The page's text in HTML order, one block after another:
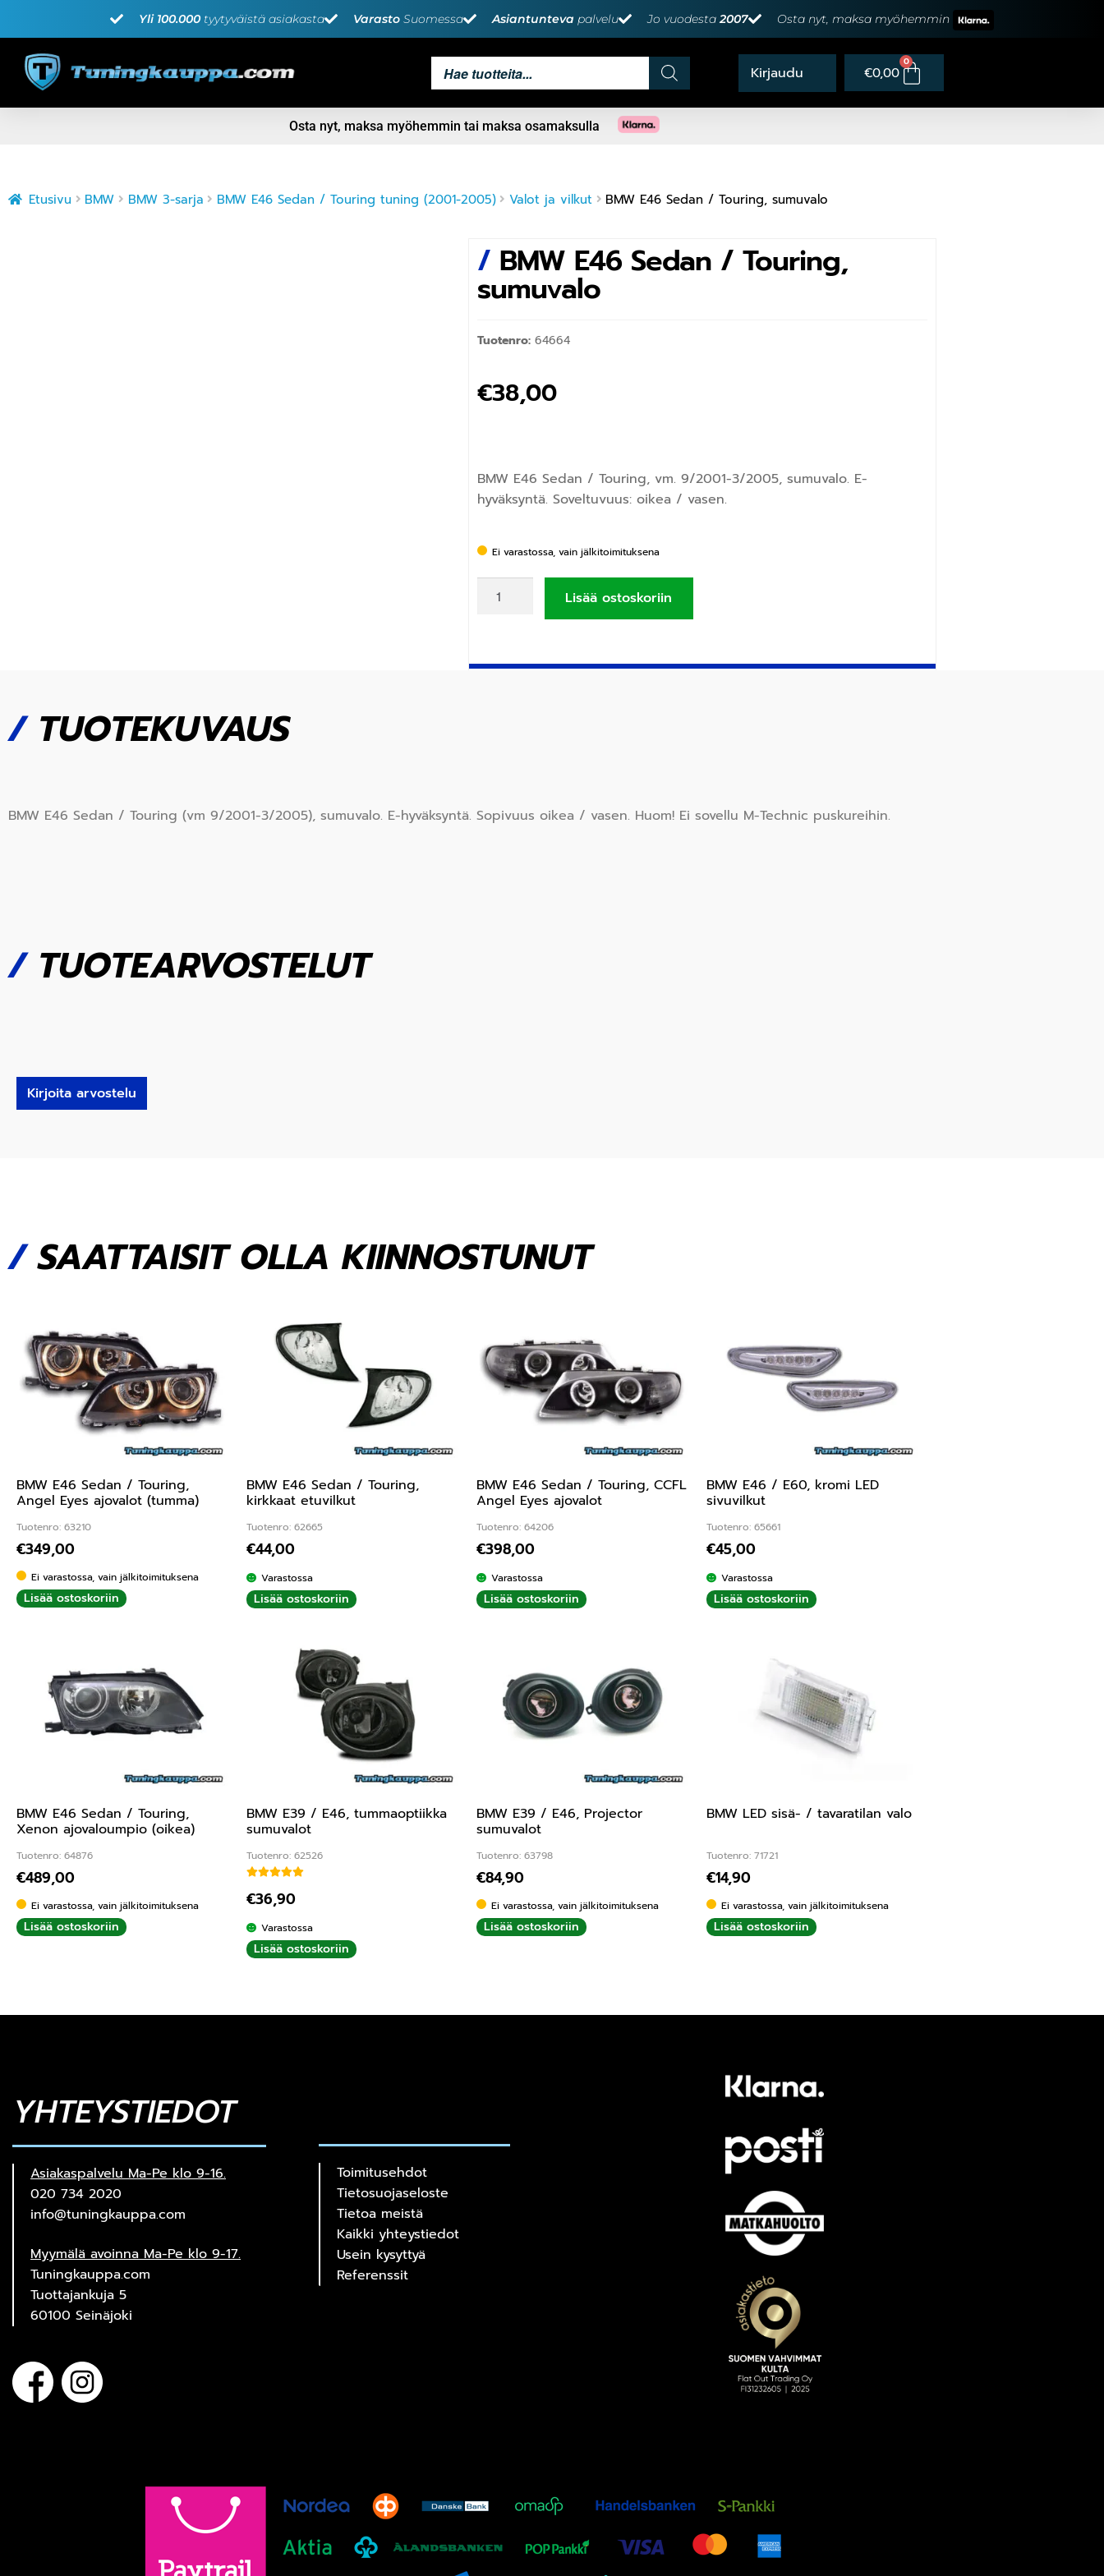
Yli 100.000 tyytyväistä asiakasta Varasto Suomessa Asiantunteva palvelu Jo vuodesta2007 Osta nyt, maksa myöhemmin
€0,00
0
Osta nyt, maksa myöhemmin tai maksa osamaksulla
Etusivu BMW BMW 3-sarja BMW E46 Sedan / Touring tuning (2001-2005) Valot ja vilkut BMW E46 Sedan / Touring, sumuvalo
/ BMW E46 Sedan / Touring,
sumuvalo
Tuotenro: 64664
€38,00
BMW E46 Sedan / Touring, vm. 9/2001-3/2005, sumuvalo. E-
hyväksyntä. Soveltuvuus: oikea / vasen.
Ei varastossa, vain jälkitoimituksena
Lisää ostoskoriin
/TUOTEKUVAUS
BMW E46 Sedan / Touring (vm 9/2001-3/2005), sumuvalo. E-hyväksyntä. Sopivuus oikea / vasen. Huom! Ei sovellu M-Technic puskureihin.
/TUOTEARVOSTELUT
Kirjoita arvostelu
/SAATTAISIT OLLA KIINNOSTUNUT
BMW E46 Sedan / Touring,
Angel Eyes ajovalot (tumma)
Tuotenro: 63210
€349,00
Ei varastossa, vain jälkitoimituksena
Lisää ostoskoriin
BMW E46 Sedan / Touring,
kirkkaat etuvilkut
Tuotenro: 62665
€44,00
Varastossa
Lisää ostoskoriin
BMW E46 Sedan / Touring, CCFL
Angel Eyes ajovalot
Tuotenro: 64206
€398,00
Varastossa
Lisää ostoskoriin
BMW E46 / E60, kromi LED
sivuvilkut
Tuotenro: 65661
€45,00
Varastossa
Lisää ostoskoriin
BMW E46 Sedan / Touring,
Xenon ajovaloumpio (oikea)
Tuotenro: 64876
€489,00
Ei varastossa, vain jälkitoimituksena
Lisää ostoskoriin
BMW E39 / E46, tummaoptiikka
sumuvalot
Tuotenro: 62526
€36,90
Varastossa
Lisää ostoskoriin
BMW E39 / E46, Projector
sumuvalot
Tuotenro: 63798
€84,90
Ei varastossa, vain jälkitoimituksena
Lisää ostoskoriin
BMW LED sisä- / tavaratilan valo
Tuotenro: 71721
€14,90
Ei varastossa, vain jälkitoimituksena
Lisää ostoskoriin
YHTEYSTIEDOT
Asiakaspalvelu Ma-Pe klo 9-16.
020 734 2020
info@tuningkauppa.com
Myymälä avoinna Ma-Pe klo 9-17.
Tuningkauppa.com
Tuottajankuja 5
60100 Seinäjoki
Toimitusehdot
Tietosuojaseloste
Tietoa meistä
Kaikki yhteystiedot
Usein kysyttyä
Referenssit